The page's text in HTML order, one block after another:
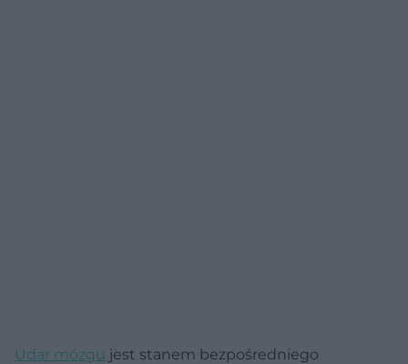
Udar mózgu jest stanem bezpośredniego